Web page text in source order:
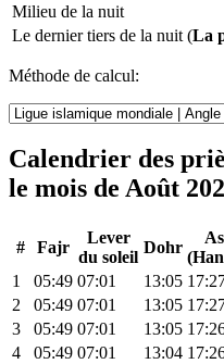
Milieu de la nuit
Le dernier tiers de la nuit (La
Méthode de calcul:
Calendrier des
le mois de Août
# Fajr
Lever
du soleil
Dohr
1
05:49 07:01 13:05
2
05:49 07:01 13:05
3
05:49 07:01 13:05
4
05:49 07:01 13:04